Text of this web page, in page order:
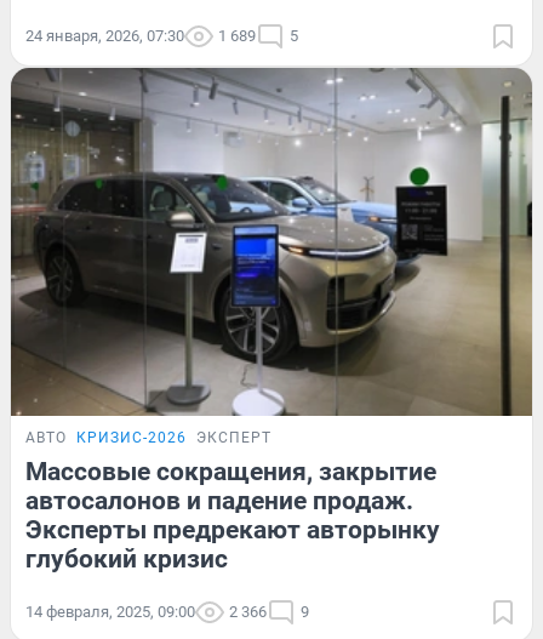
24 января, 2026, 07:30 1 689 5
АВТО КРИЗИС-2026 ЭКСПЕРТ
Массовые сокращения, закрытие
автосалонов и падение продаж.
Эксперты предрекают авторынку
глубокий кризис
14 февраля, 2025, 09:00 2 366 9